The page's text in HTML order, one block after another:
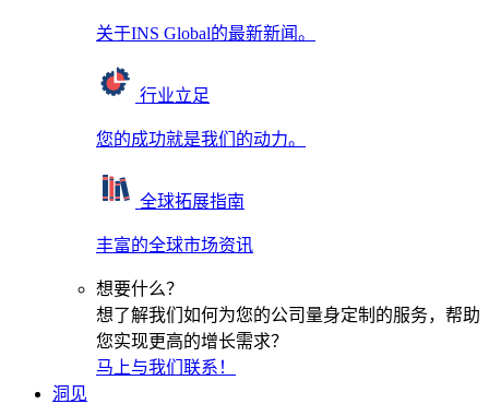
关于INS Global的最新新闻。
行业立足
您的成功就是我们的动力。
全球拓展指南
丰富的全球市场资讯
想要什么？
想了解我们如何为您的公司量身定制的服务，帮助
您实现更高的增长需求？
马上与我们联系！
洞见